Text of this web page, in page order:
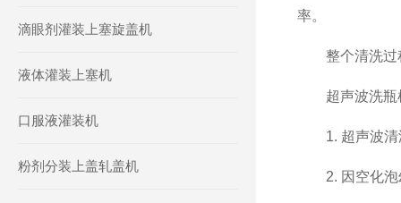
滴眼剂灌装上塞旋盖机
液体灌装上塞机
口服液灌装机
粉剂分装上盖轧盖机
率。
整个清洗过程
超声波洗瓶机
1. 超声波清
2. 因空化泡幻